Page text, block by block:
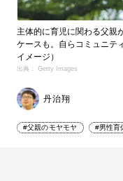
主体的に育児に関わる父親
ケースも。自らコミュニテ
イメージ）
出典： Getty Images
丹治翔
#父親のモヤモヤ #男性育